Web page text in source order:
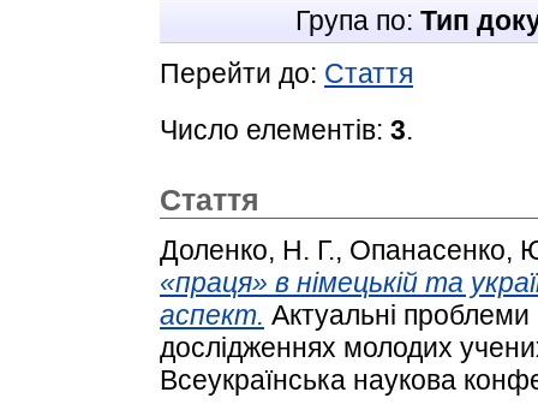
Група по: Тип
Перейти до: Стаття
Число елементів: 3.
Стаття
Доленко, Н. Г., Опанасенко,
«праця» в німецькій та
аспект. Актуальні проблеми
дослідженнях молодих
Всеукраїнська наукова